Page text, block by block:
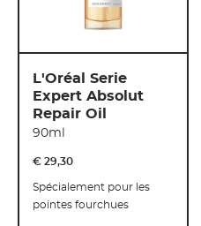
L'Oréal Serie
Expert Absolut
Repair Oil
90ml
€ 29,30
Spécialement pour les
pointes fourchues